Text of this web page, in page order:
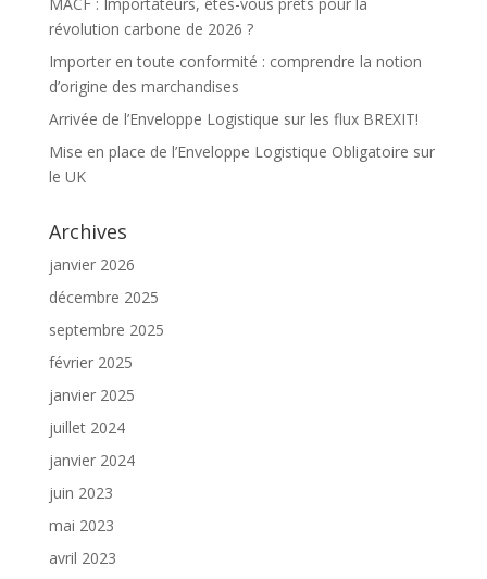
révolution carbone de 2026 ?
Importer en toute conformité : comprendre la notion
d’origine des marchandises
Arrivée de l’Enveloppe Logistique sur les flux BREXIT!
Mise en place de l’Enveloppe Logistique Obligatoire sur
le UK
Archives
janvier 2026
décembre 2025
septembre 2025
février 2025
janvier 2025
juillet 2024
janvier 2024
juin 2023
mai 2023
avril 2023